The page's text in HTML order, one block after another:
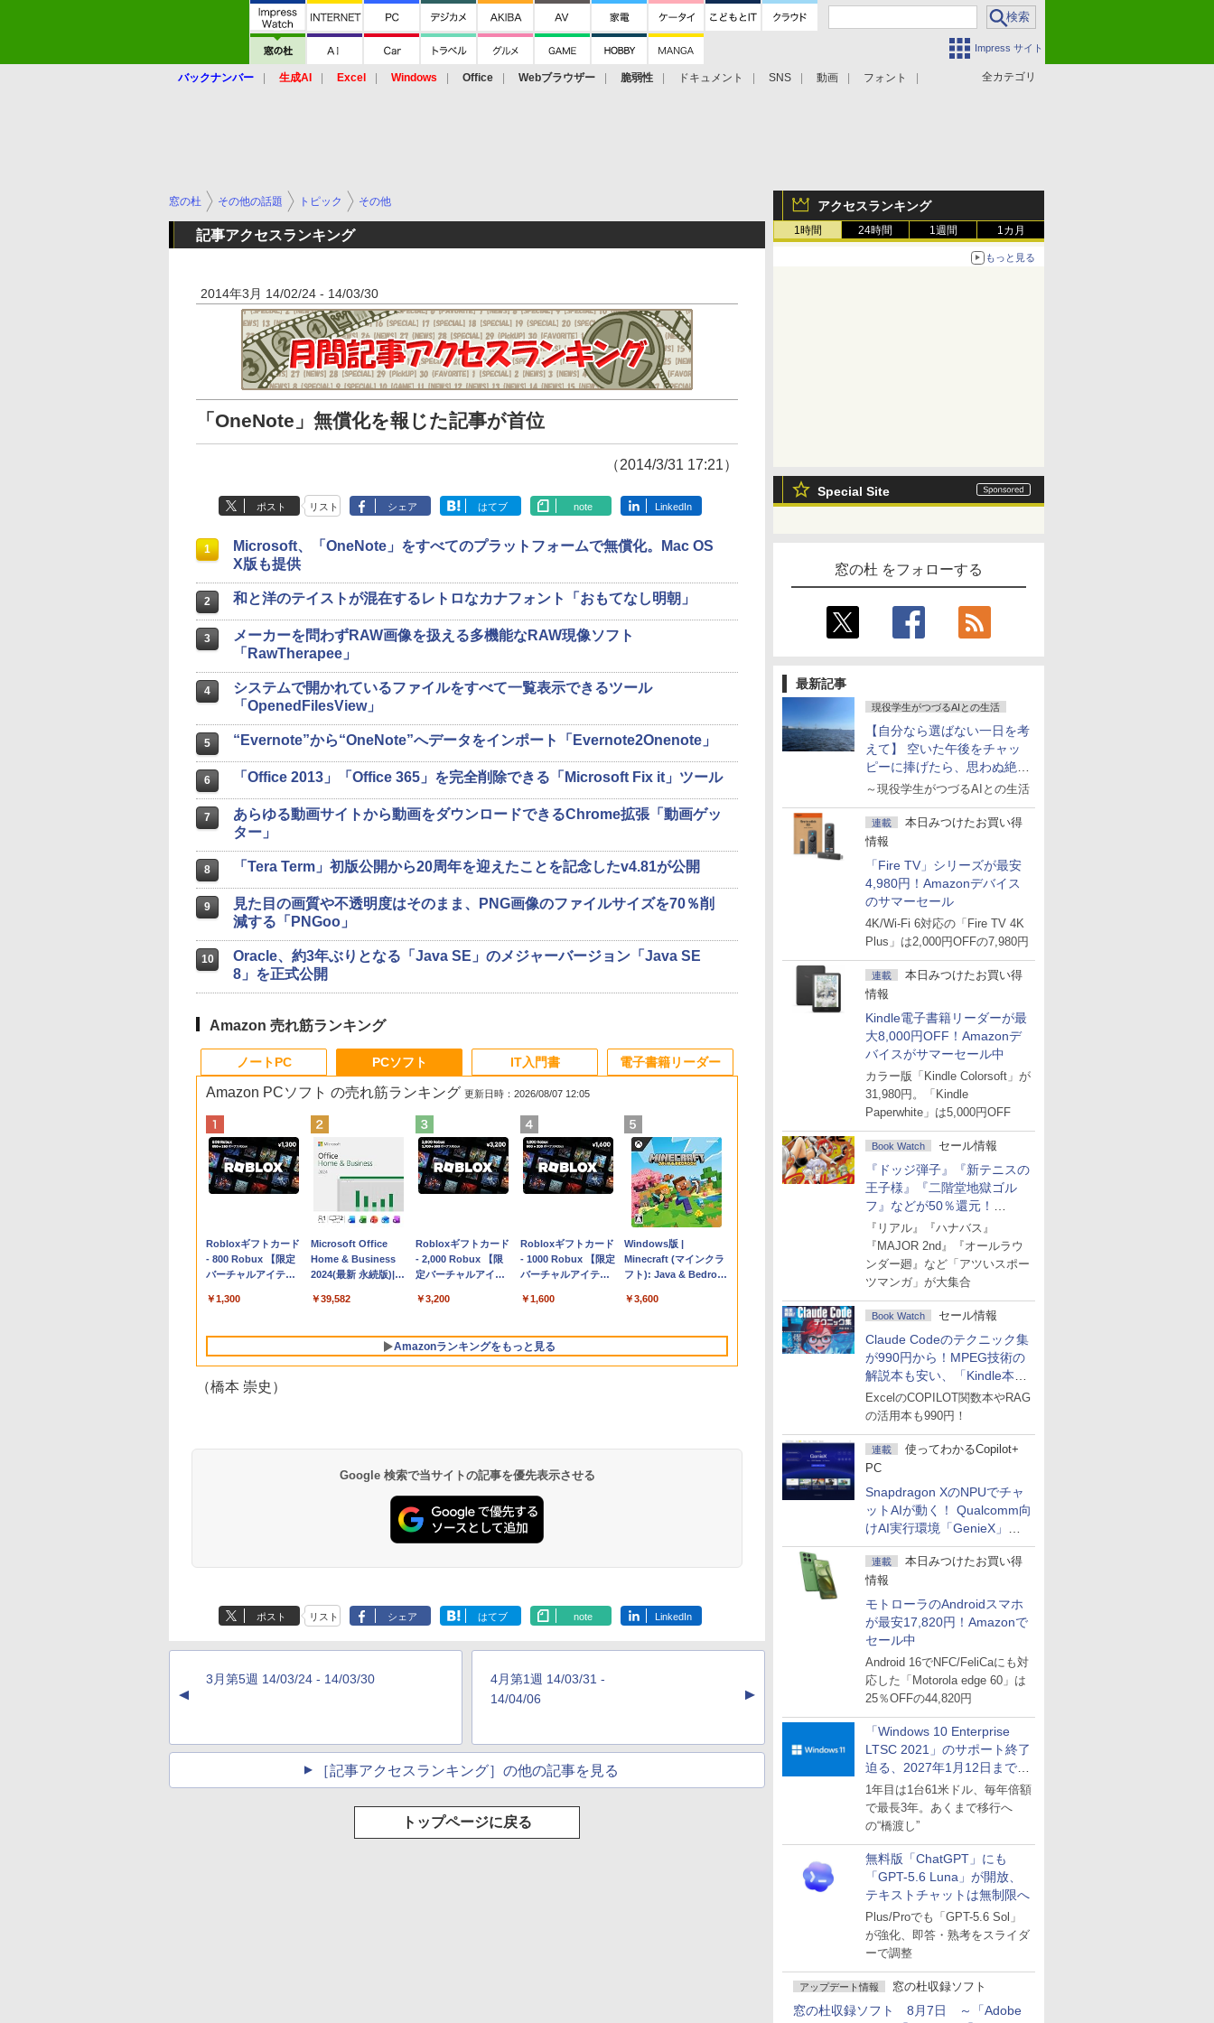
Impress サイト
全カテゴリ
バックナンバー 生成AI Excel Windows Office Webブラウザー 脆弱性 ドキュメント SNS 動画 フォント
アクセスランキング
1時間 24時間 1週間 1カ月
もっと見る
Special Site
窓の杜 をフォローする
最新記事
現役学生がつづるAIとの生活
【自分なら選ばない一日を考
えて】 空いた午後をチャッ
ピーに捧げたら、思わぬ絶景
に出会った話
～現役学生がつづるAIとの生活
連載
本日みつけたお買い得
情報
「Fire TV」シリーズが最安
4,980円！Amazonデバイス
のサマーセール
4K/Wi-Fi 6対応の「Fire TV 4K
Plus」は2,000円OFFの7,980円
連載
本日みつけたお買い得
情報
Kindle電子書籍リーダーが最
大8,000円OFF！Amazonデ
バイスがサマーセール中
カラー版「Kindle Colorsoft」が
31,980円。「Kindle
Paperwhite」は5,000円OFF
Book Watch セール情報
『ドッジ弾子』『新テニスの
王子様』『二階堂地獄ゴル
フ』などが50％還元！
Amazonマンガ週末セール
『リアル』『ハナバス』
『MAJOR 2nd』『オールラウ
ンダー廻』など「アツいスポー
ツマンガ」が大集合
Book Watch セール情報
Claude Codeのテクニック集
が990円から！MPEG技術の
解説本も安い、「Kindle本サ
マーセール」第2弾開始！
ExcelのCOPILOT関数本やRAG
の活用本も990円！
連載
使ってわかるCopilot+
PC
Snapdragon XのNPUでチャ
ットAIが動く！ Qualcomm向
けAI実行環境「GenieX」を
試してみた
連載
本日みつけたお買い得
情報
モトローラのAndroidスマホ
が最安17,820円！Amazonで
セール中
Android 16でNFC/FeliCaにも対
応した「Motorola edge 60」は
25％OFFの44,820円
「Windows 10 Enterprise
LTSC 2021」のサポート終了
迫る、2027年1月12日まで
～ESUは9月1日から販売
1年目は1台61米ドル、毎年倍額
で最長3年。あくまで移行へ
の“橋渡し”
無料版「ChatGPT」にも
「GPT-5.6 Luna」が開放、
テキストチャットは無制限へ
Plus/Proでも「GPT-5.6 Sol」
が強化、即答・熟考をスライダ
ーで調整
アップデート情報 窓の杜収録ソフト
窓の杜収録ソフト 8月7日 ～「Adobe
窓の杜 その他の話題 トピック その他
記事アクセスランキング
2014年3月 14/02/24 - 14/03/30
「OneNote」無償化を報じた記事が首位
（2014/3/31 17:21）
ポスト リスト シェア はてブ note LinkedIn
1
Microsoft、「OneNote」をすべてのプラットフォームで無償化。Mac OS
X版も提供
2 和と洋のテイストが混在するレトロなカナフォント「おもてなし明朝」
3
メーカーを問わずRAW画像を扱える多機能なRAW現像ソフト
「RawTherapee」
4
システムで開かれているファイルをすべて一覧表示できるツール
「OpenedFilesView」
5 “Evernote”から“OneNote”へデータをインポート「Evernote2Onenote」
6 「Office 2013」「Office 365」を完全削除できる「Microsoft Fix it」ツール
7
あらゆる動画サイトから動画をダウンロードできるChrome拡張「動画ゲッ
ター」
8 「Tera Term」初版公開から20周年を迎えたことを記念したv4.81が公開
9
見た目の画質や不透明度はそのまま、PNG画像のファイルサイズを70％削
減する「PNGoo」
10
Oracle、約3年ぶりとなる「Java SE」のメジャーバージョン「Java SE
8」を正式公開
Amazon 売れ筋ランキング
ノートPC
Apple 2026
MacBook Neo A18
Proチップ搭載13イ
AIとApple
Retinaディスプレ
512GB SSD、1080p
FaceTime HDカメ
ラ、Touch ID - イン
￥162,598
tomtoc 360°保護
15.6 16インチ パソコ
ンケース Dell NEC
dynabook Lenovo
￥2,952
Apple 2026
MacBook Air M5チ
ップ搭載13インチノ
Apple Intelligence、
Retinaディスプレ
イ、24GBユニファイ
ドメモリ、1TB SSD
￥298,901
【Amazon.co.jp限
定】 HP ノートパソ
コン 15-fd 15.6イン
512GB SSD インテ
￥129,800
FMV ノートパソコン
WE1-K3 (MS 365
Personal/Copilotキー
型/Core i5/16GB/SSD
FMVWK3E15W_AZ
￥139,880
PCソフト
Amazon PCソフト の売れ筋ランキング 更新日時：2026/08/07 12:05
Robloxギフトカード
- 800 Robux 【限定
バーチャルアイテム
ンゲームコード】 ロ
インコード版
￥1,300
Microsoft Office
Home & Business
2024(最新 永続版)|オ
版|Windows11、
￥39,582
Robloxギフトカード
- 2,000 Robux 【限
定バーチャルアイテ
インゲームコード】
ラインコード版
￥3,200
Robloxギフトカード
- 1000 Robux 【限定
バーチャルアイテム
ンゲームコード】 ロ
ンコード版
￥1,600
Windows版 |
Minecraft (マインクラ
フト): Java & Bedrock
ード版
￥3,600
Amazonランキングをもっと見る
IT入門書
AIイラスト表現辞典:
Labo)
ClaudeCode いちば
もコンテンツ作成に
もKindle出版にも！
のAIコーディング入
1冊ですべて身につく
レータ紹介
電子書籍リーダー
テリー、広告なし、
ブラック
Amazon Kindle - 目
チディスプレイ電子
書籍リーダー、ブラ
Kindle Paperwhite
調節ライト、12週間
持続バッテリー、広
Amazon Kindle
ト、最大8週間持続バ
ッテリー、広告無
明るさ自動調整、色調
調節ライト、プレミア
（橋本 崇史）
Google 検索で当サイトの記事を優先表示させる
ポスト リスト シェア はてブ note LinkedIn
▲
3月第5週 14/03/24 - 14/03/30
4月第1週 14/03/31 -
14/04/06
▲
［記事アクセスランキング］の他の記事を見る
トップページに戻る